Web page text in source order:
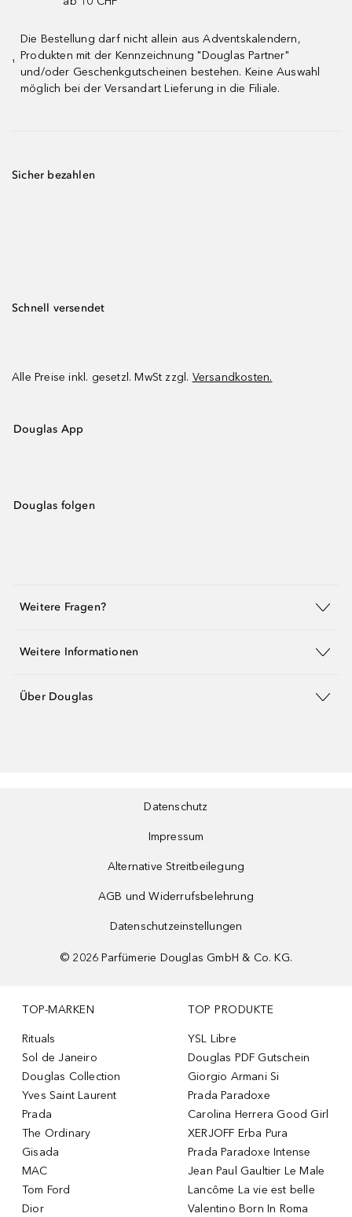
¹
Die Bestellung darf nicht allein aus Adventskalendern,
Produkten mit der Kennzeichnung "Douglas Partner"
und/oder Geschenkgutscheinen bestehen. Keine Auswahl
möglich bei der Versandart Lieferung in die Filiale.
Sicher bezahlen
Schnell versendet
Alle Preise inkl. gesetzl. MwSt zzgl. Versandkosten.
Douglas App
Douglas folgen
Weitere Fragen?
Weitere Informationen
Über Douglas
Datenschutz
Impressum
Alternative Streitbeilegung
AGB und Widerrufsbelehrung
Datenschutzeinstellungen
© 2026 Parfümerie Douglas GmbH & Co. KG.
TOP-MARKEN
Rituals
Sol de Janeiro
Douglas Collection
Yves Saint Laurent
Prada
The Ordinary
Gisada
MAC
Tom Ford
Dior
TOP PRODUKTE
YSL Libre
Douglas PDF Gutschein
Giorgio Armani Si
Prada Paradoxe
Carolina Herrera Good Girl
XERJOFF Erba Pura
Prada Paradoxe Intense
Jean Paul Gaultier Le Male
Lancôme La vie est belle
Valentino Born In Roma